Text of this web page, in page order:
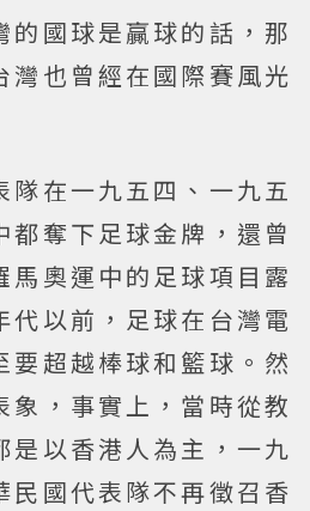
國球是贏球的話，那
灣也曾經在國際賽風光
在一九五四、一九五
都奪下足球金牌，還曾
奧運中的足球項目露
以前，足球在台灣電
要超越棒球和籃球。然
象，事實上，當時從教
是以香港人為主，一九
國代表隊不再徵召香